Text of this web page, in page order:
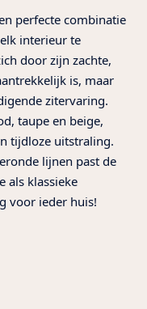
perfecte combinatie
interieur te
door zijn zachte,
is, maar
zitervaring.
taupe en beige,
tijdloze uitstraling.
lijnen past de
als klassieke
voor ieder huis!